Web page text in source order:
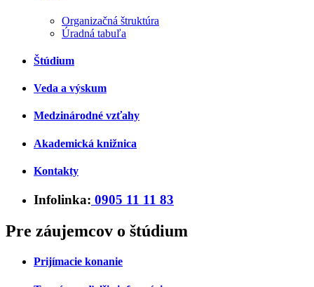
Organizačná štruktúra
Úradná tabuľa
Štúdium
Veda a výskum
Medzinárodné vzťahy
Akademická knižnica
Kontakty
Infolinka: 0905 11 11 83
Pre záujemcov o štúdium
Prijímacie konanie